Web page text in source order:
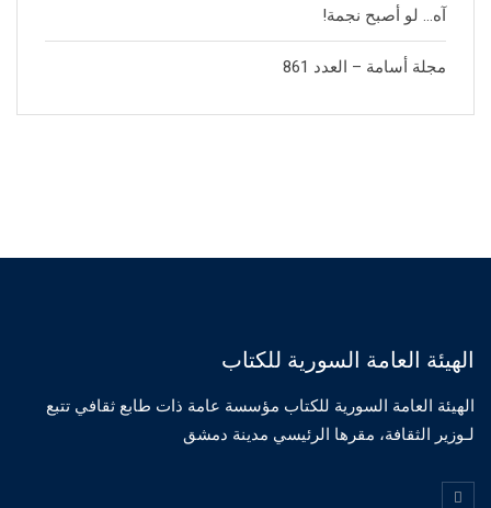
آه… لو أصبح نجمة!
مجلة أسامة – العدد 861
الهيئة العامة السورية للكتاب
الهيئة العامة السورية للكتاب مؤسسة عامة ذات طابع ثقافي تتبع
لـوزير الثقافة، مقرها الرئيسي مدينة دمشق